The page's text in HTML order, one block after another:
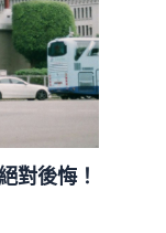
對後悔！